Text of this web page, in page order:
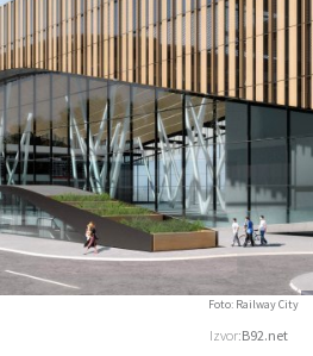
Izvor:B92.net
Foto: Railway City